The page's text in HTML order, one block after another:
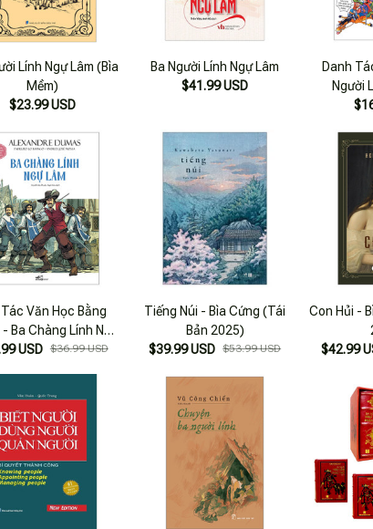
Lính Ngự Lâm (Bìa
Mềm)
$23.99 USD
Ba Người Lính Ngự Lâm
$41.99 USD
Danh
Người
Tác Văn Học Bằng
Ba Chàng Lính Ngự
Lâm
USD $36.99 USD
Tiếng Núi - Bìa Cứng (Tái
Bản 2025)
$39.99 USD $53.99 USD
Con Hủi -
$42.99